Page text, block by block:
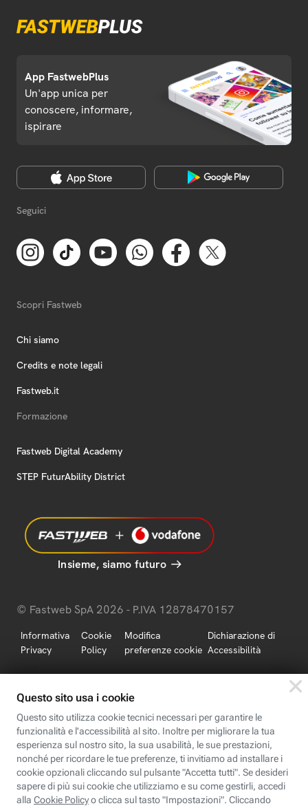
App FastwebPlus
Un'app unica per
conoscere, informare,
ispirare
Seguici
Scopri Fastweb
Chi siamo
Credits e note legali
Fastweb.it
Formazione
Fastweb Digital Academy
STEP FuturAbility District
Insieme, siamo futuro
© Fastweb SpA 2026 - P.IVA 12878470157
Informativa
Privacy
Cookie
Policy
Modifica
preferenze cookie
Dichiarazione di
Accessibilità